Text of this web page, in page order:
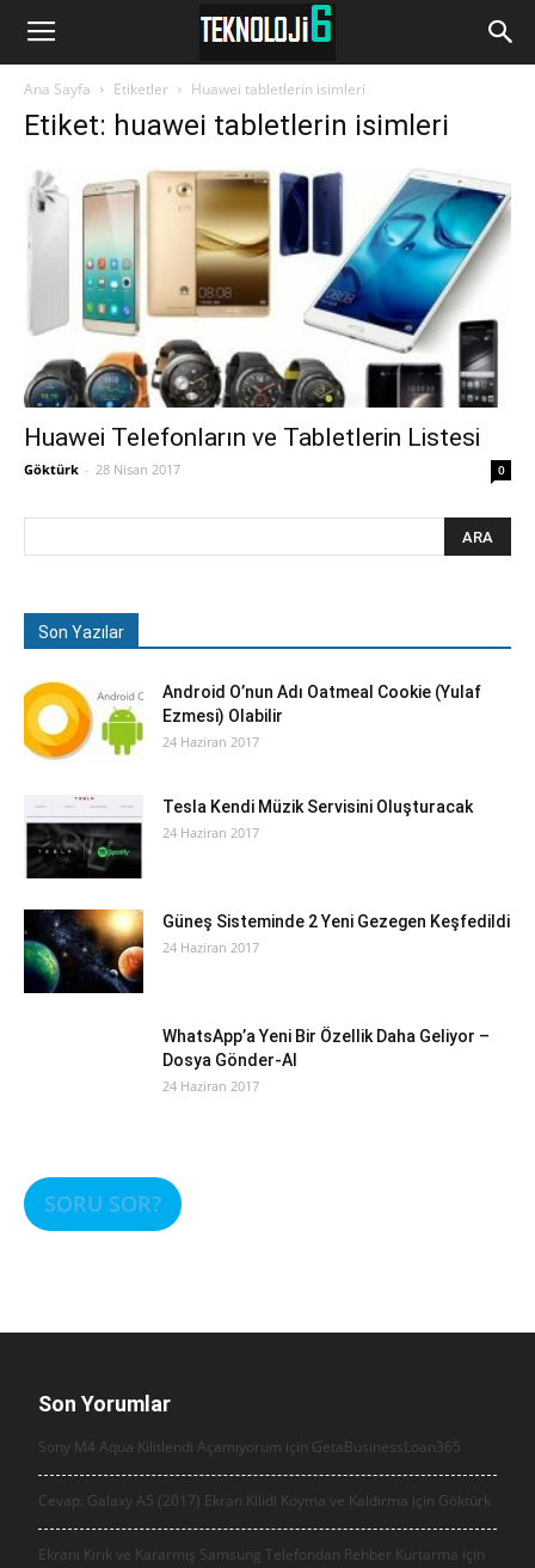
www.Teknoloji6.com
Ana Sayfa Etiketler Huawei tabletlerin isimleri
Etiket: huawei tabletlerin isimleri
Huawei Telefonların ve Tabletlerin Listesi
Göktürk - 28 Nisan 2017 0
Son Yazılar
Android O’nun Adı Oatmeal Cookie (Yulaf
Ezmesi) Olabilir
24 Haziran 2017
Tesla Kendi Müzik Servisini Oluşturacak
24 Haziran 2017
Güneş Sisteminde 2 Yeni Gezegen Keşfedildi
24 Haziran 2017
WhatsApp’a Yeni Bir Özellik Daha Geliyor –
Dosya Gönder-Al
24 Haziran 2017
SORU SOR?
Son Yorumlar
Sony M4 Aqua Kilitlendi Açamıyorum için GetaBusinessLoan365
Cevap: Galaxy A5 (2017) Ekran Kilidi Koyma ve Kaldırma için Göktürk
Ekranı Kırık ve Kararmış Samsung Telefondan Rehber Kurtarma için